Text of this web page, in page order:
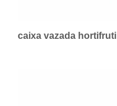
caixa vazada hortifruti